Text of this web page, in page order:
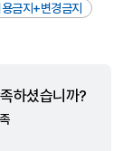
금지+변경금지
하셨습니까?